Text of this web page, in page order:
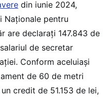
din iunie 2024,
Naționale pentru
are declarați 147.843 de
de secretar
Conform aceluiași
de 60 de metri
credit de 51.153 de lei,